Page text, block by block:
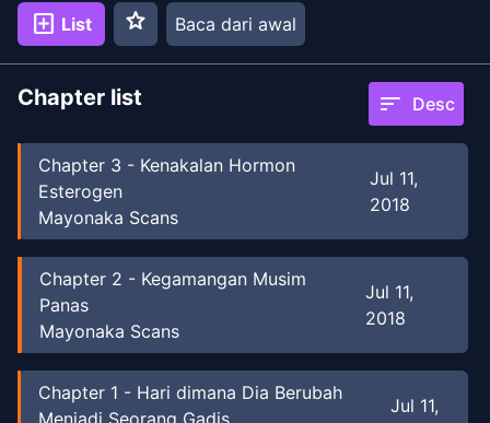
add_box List star Baca dari awal
Chapter list sort Desc
Chapter 3 - Kenakalan Hormon
Esterogen
Mayonaka Scans
Jul 11,
2018
Chapter 2 - Kegamangan Musim
Panas
Mayonaka Scans
Jul 11,
2018
Chapter 1 - Hari dimana Dia Berubah
Jul 11,